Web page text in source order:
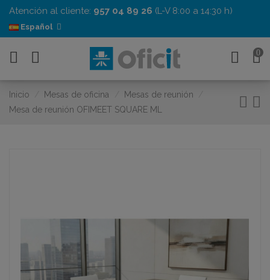
Atención al cliente: 957 04 89 26 (L-V 8:00 a 14:30 h)
Español
0
Inicio Mesas de oficina
Mesas de reunión
Mesa de reunión OFIMEET SQUARE ML